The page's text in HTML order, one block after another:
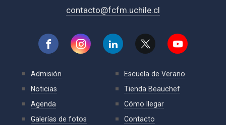
contacto@fcfm.uchile.cl
Admisión
Noticias
Agenda
Galerías de fotos
Escuela de Verano
Tienda Beauchef
Cómo llegar
Contacto